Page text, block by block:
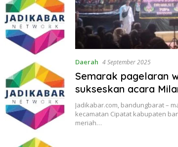
Daerah 4 September 2025
‎Semarak pagelaran
sukseskan acara
Cipatat
Jadikabar.com, bandungbarat –
kecamatan Cipatat kabupaten
meriah…